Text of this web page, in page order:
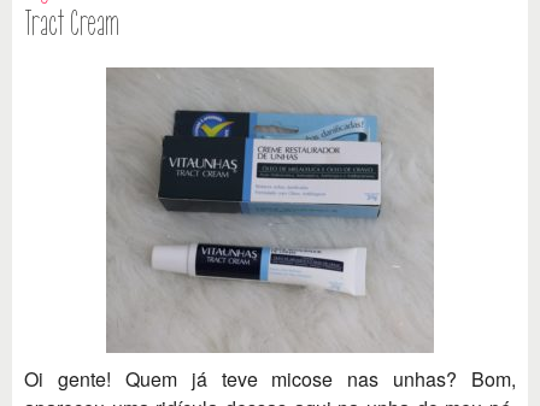
Tract Cream
Oi gente! Quem já teve micose nas unhas? Bom,